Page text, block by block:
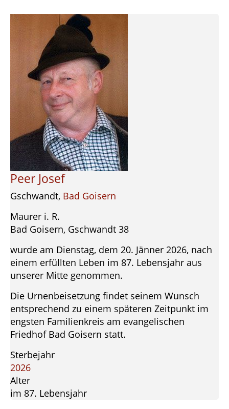
Peer Josef
Gschwandt, Bad Goisern
Maurer i. R.
Bad Goisern, Gschwandt 38
wurde am Dienstag, dem 20. Jänner 2026, nach
einem erfüllten Leben im 87. Lebensjahr aus
unserer Mitte genommen.
Die Urnenbeisetzung findet seinem Wunsch
entsprechend zu einem späteren Zeitpunkt im
engsten Familienkreis am evangelischen
Friedhof Bad Goisern statt.
Sterbejahr
2026
Alter
im 87. Lebensjahr